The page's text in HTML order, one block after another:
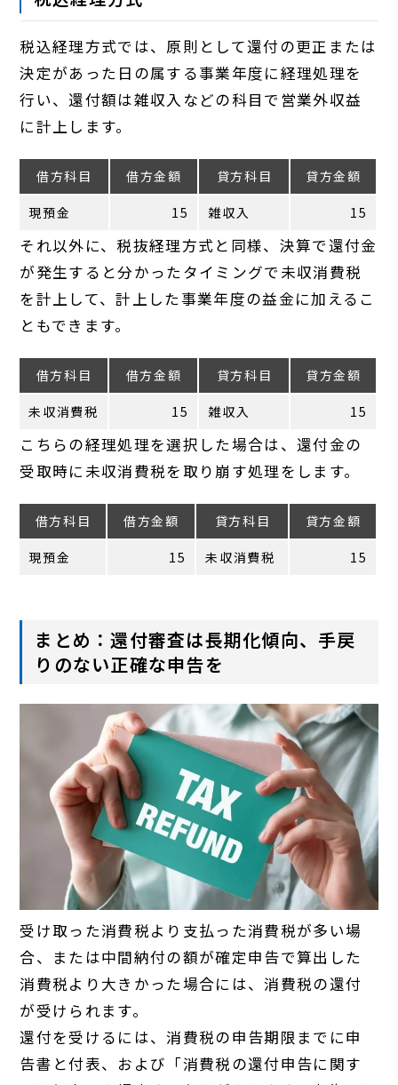
税込経理方式では、原則として還付の更正または
決定があった日の属する事業年度に経理処理を
行い、還付額は雑収入などの科目で営業外収益
に計上します。
借方科目 借方金額 貸方科目 貸方金額
現預金 15 雑収入 15
それ以外に、税抜経理方式と同様、決算で還付金
が発生すると分かったタイミングで未収消費税
を計上して、計上した事業年度の益金に加えるこ
ともできます。
借方科目 借方金額 貸方科目 貸方金額
未収消費税 15 雑収入 15
こちらの経理処理を選択した場合は、還付金の
受取時に未収消費税を取り崩す処理をします。
借方科目 借方金額 貸方科目 貸方金額
現預金 15 未収消費税 15
まとめ：還付審査は長期化傾向、手戻
りのない正確な申告を
受け取った消費税より支払った消費税が多い場
合、または中間納付の額が確定申告で算出した
消費税より大きかった場合には、消費税の還付
が受けられます。
還付を受けるには、消費税の申告期限までに申
告書と付表、および「消費税の還付申告に関す